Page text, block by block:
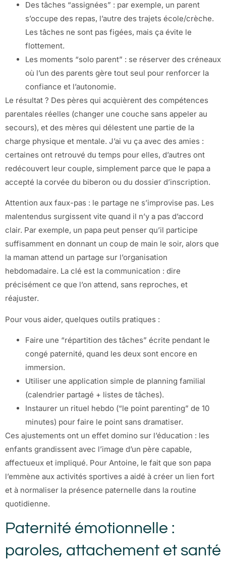
Des tâches “assignées” : par exemple, un parent
s’occupe des repas, l’autre des trajets école/crèche.
Les tâches ne sont pas figées, mais ça évite le
flottement.
Les moments “solo parent” : se réserver des créneaux
où l’un des parents gère tout seul pour renforcer la
confiance et l’autonomie.
Le résultat ? Des pères qui acquièrent des compétences
parentales réelles (changer une couche sans appeler au
secours), et des mères qui délestent une partie de la
charge physique et mentale. J’ai vu ça avec des amies :
certaines ont retrouvé du temps pour elles, d’autres ont
redécouvert leur couple, simplement parce que le papa a
accepté la corvée du biberon ou du dossier d’inscription.
Attention aux faux-pas : le partage ne s’improvise pas. Les
malentendus surgissent vite quand il n’y a pas d’accord
clair. Par exemple, un papa peut penser qu’il participe
suffisamment en donnant un coup de main le soir, alors que
la maman attend un partage sur l’organisation
hebdomadaire. La clé est la communication : dire
précisément ce que l’on attend, sans reproches, et
réajuster.
Pour vous aider, quelques outils pratiques :
Faire une “répartition des tâches” écrite pendant le
congé paternité, quand les deux sont encore en
immersion.
Utiliser une application simple de planning familial
(calendrier partagé + listes de tâches).
Instaurer un rituel hebdo (“le point parenting” de 10
minutes) pour faire le point sans dramatiser.
Ces ajustements ont un effet domino sur l’éducation : les
enfants grandissent avec l’image d’un père capable,
affectueux et impliqué. Pour Antoine, le fait que son papa
l’emmène aux activités sportives a aidé à créer un lien fort
et à normaliser la présence paternelle dans la routine
quotidienne.
Paternité émotionnelle :
paroles, attachement et santé